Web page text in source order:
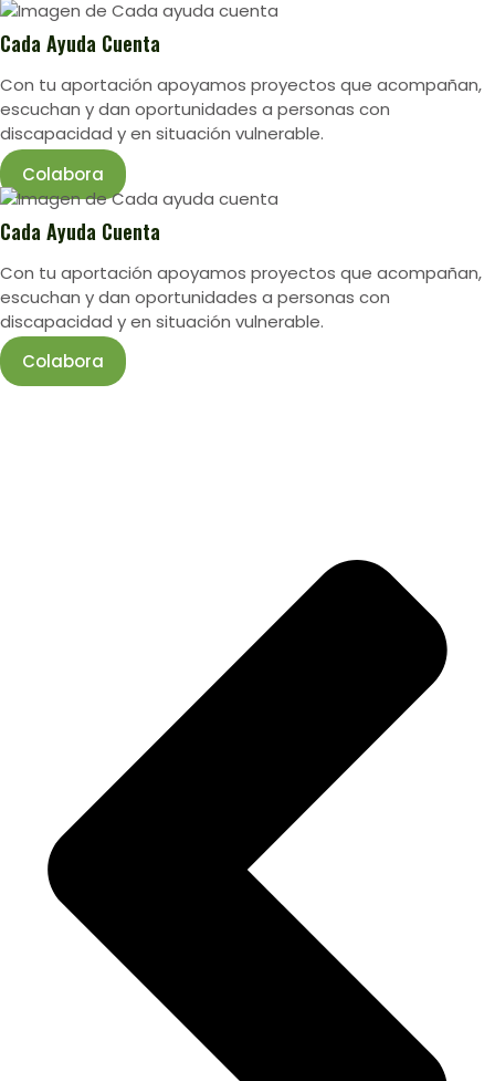
Cada Ayuda Cuenta
Con tu aportación apoyamos proyectos que acompañan,
escuchan y dan oportunidades a personas con
discapacidad y en situación vulnerable.
Colabora
Cada Ayuda Cuenta
Con tu aportación apoyamos proyectos que acompañan,
escuchan y dan oportunidades a personas con
discapacidad y en situación vulnerable.
Colabora